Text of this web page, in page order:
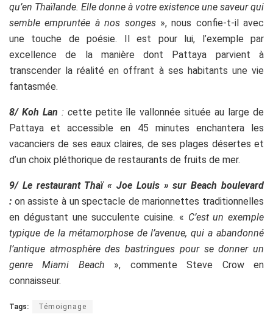
qu’en Thaïlande. Elle donne à votre existence une saveur qui
semble empruntée à nos songes», nous confie-t-il avec
une touche de poésie. Il est pour lui, l’exemple par
excellence de la manière dont Pattaya parvient à
transcender la réalité en offrant à ses habitants une vie
fantasmée.
8/ Koh Lan : cette petite île vallonnée située au large de
Pattaya et accessible en 45 minutes enchantera les
vacanciers de ses eaux claires, de ses plages désertes et
d’un choix pléthorique de restaurants de fruits de mer.
9/ Le restaurant Thaï « Joe Louis » sur Beach boulevard
: on assiste à un spectacle de marionnettes traditionnelles
en dégustant une succulente cuisine. « C’est un exemple
typique de la métamorphose de l’avenue, qui a abandonné
l’antique atmosphère des bastringues pour se donner un
genre Miami Beach », commente Steve Crow en
connaisseur.
Tags: Témoignage